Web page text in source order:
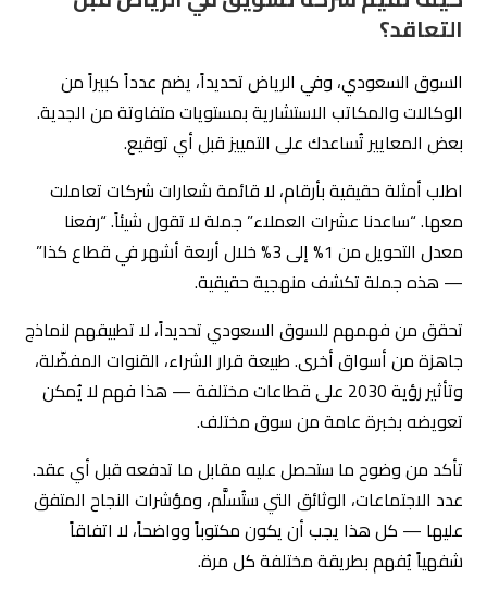
التعاقد؟
السوق السعودي، وفي الرياض تحديداً، يضم عدداً كبيراً من
الوكالات والمكاتب الاستشارية بمستويات متفاوتة من الجدية.
بعض المعايير تُساعدك على التمييز قبل أي توقيع.
اطلب أمثلة حقيقية بأرقام، لا قائمة شعارات شركات تعاملت
معها. “ساعدنا عشرات العملاء” جملة لا تقول شيئاً. “رفعنا
معدل التحويل من 1% إلى 3% خلال أربعة أشهر في قطاع كذا”
— هذه جملة تكشف منهجية حقيقية.
تحقق من فهمهم للسوق السعودي تحديداً، لا تطبيقهم لنماذج
جاهزة من أسواق أخرى. طبيعة قرار الشراء، القنوات المفضّلة،
وتأثير رؤية 2030 على قطاعات مختلفة — هذا فهم لا يُمكن
تعويضه بخبرة عامة من سوق مختلف.
تأكد من وضوح ما ستحصل عليه مقابل ما تدفعه قبل أي عقد.
عدد الاجتماعات، الوثائق التي ستُسلَّم، ومؤشرات النجاح المتفق
عليها — كل هذا يجب أن يكون مكتوباً وواضحاً، لا اتفاقاً
شفهياً يُفهم بطريقة مختلفة كل مرة.